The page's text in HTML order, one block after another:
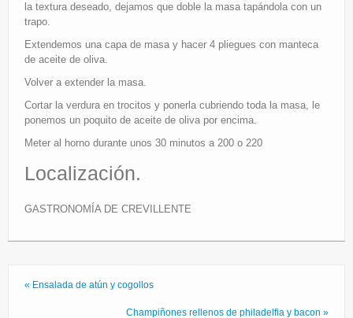
la textura deseado, dejamos que doble la masa tapándola con un
trapo.
Extendemos una capa de masa y hacer 4 pliegues con manteca
de aceite de oliva.
Volver a extender la masa.
Cortar la verdura en trocitos y ponerla cubriendo toda la masa, le
ponemos un poquito de aceite de oliva por encima.
Meter al horno durante unos 30 minutos a 200 o 220
Localización.
GASTRONOMÍA DE CREVILLENTE
« Ensalada de atún y cogollos
Champiñones rellenos de philadelfia y bacon »